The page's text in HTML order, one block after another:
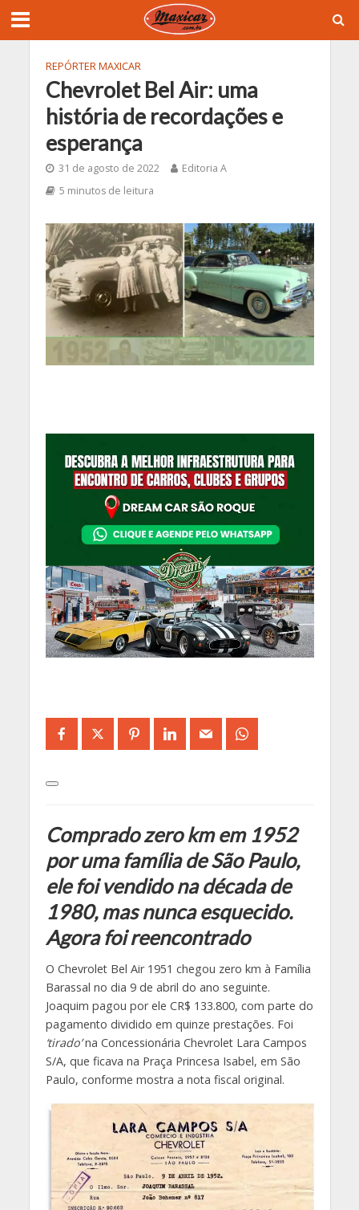
REPÓRTER MAXICAR
Chevrolet Bel Air: uma
história de recordações e
esperança
31 de agosto de 2022
Editoria A
5 minutos de leitura
Comprado zero km em 1952
por uma família de São Paulo,
ele foi vendido na década de
1980, mas nunca esquecido.
Agora foi reencontrado
O Chevrolet Bel Air 1951 chegou zero km à Família
Barassal no dia 9 de abril do ano seguinte.
Joaquim pagou por ele CR$ 133.800, com parte do
pagamento dividido em quinze prestações. Foi
‘tirado’na Concessionária Chevrolet Lara Campos
S/A, que ficava na Praça Princesa Isabel, em São
Paulo, conforme mostra a nota fiscal original.